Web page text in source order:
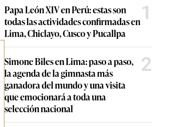
Papa León XIV en Perú: estas son
todas las actividades confirmadas en
Lima, Chiclayo, Cusco y Pucallpa
1
Simone Biles en Lima: paso a paso,
la agenda de la gimnasta más
ganadora del mundo y una visita
que emocionará a toda una
selección nacional
2